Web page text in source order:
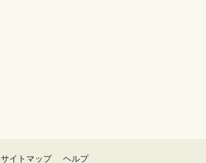
サイトマップ ヘルプ